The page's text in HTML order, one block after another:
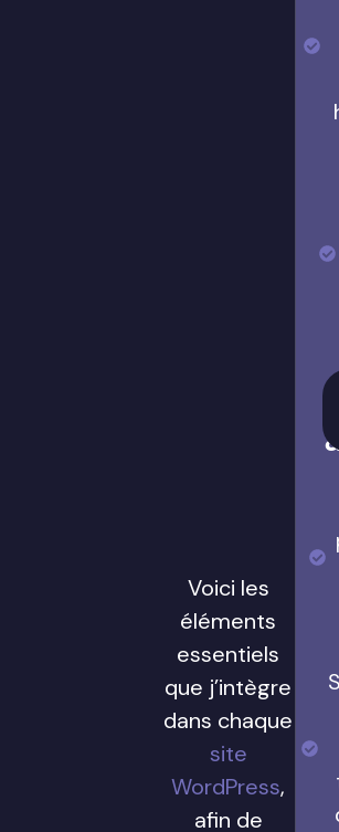
Voici les
éléments
essentiels